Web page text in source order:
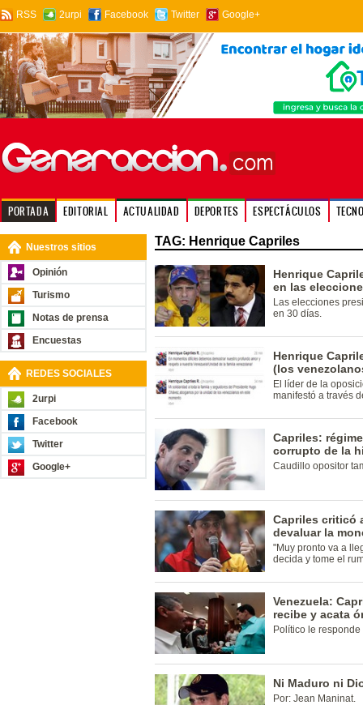
RSS 2urpi Facebook Twitter Google+
PORTADA EDITORIAL ACTUALIDAD DEPORTES ESPECTÁCULOS
Nuestros sitios
Opinión
Turismo
Notas de prensa
Encuestas
REDES SOCIALES
2urpi
Facebook
Twitter
Google+
TAG: Henrique Capriles
Henrique
en las
Las elecciones
en 30 días.
Henrique
(los
El líder de la
manifestó a través
Capriles:
corrupto de la
Caudillo opositor
Capriles criticó
devaluar la
"Muy pronto va a
decida y tome el
Venezuela:
recibe y acata
Político le
Ni Maduro ni
Por: Jean Maninat.